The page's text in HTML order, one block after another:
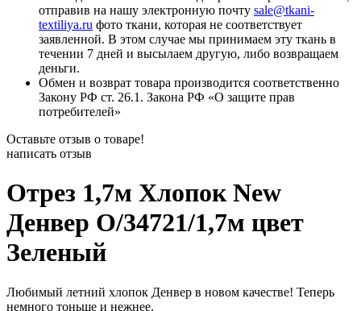
отправив на нашу электронную почту sale@tkani-
textiliya.ru фото ткани, которая не соответствует
заявленной. В этом случае мы принимаем эту ткань в
течении 7 дней и высылаем другую, либо возвращаем
деньги.
Обмен и возврат товара производится соответственно
Закону РФ ст. 26.1. Закона РФ «О защите прав
потребителей»
Оставьте отзыв о товаре!
написать отзыв
Отрез 1,7м Хлопок New
Денвер О/34721/1,7м цвет
Зеленый
Любимый летний хлопок Денвер в новом качестве! Теперь
немного тоньше и нежнее.